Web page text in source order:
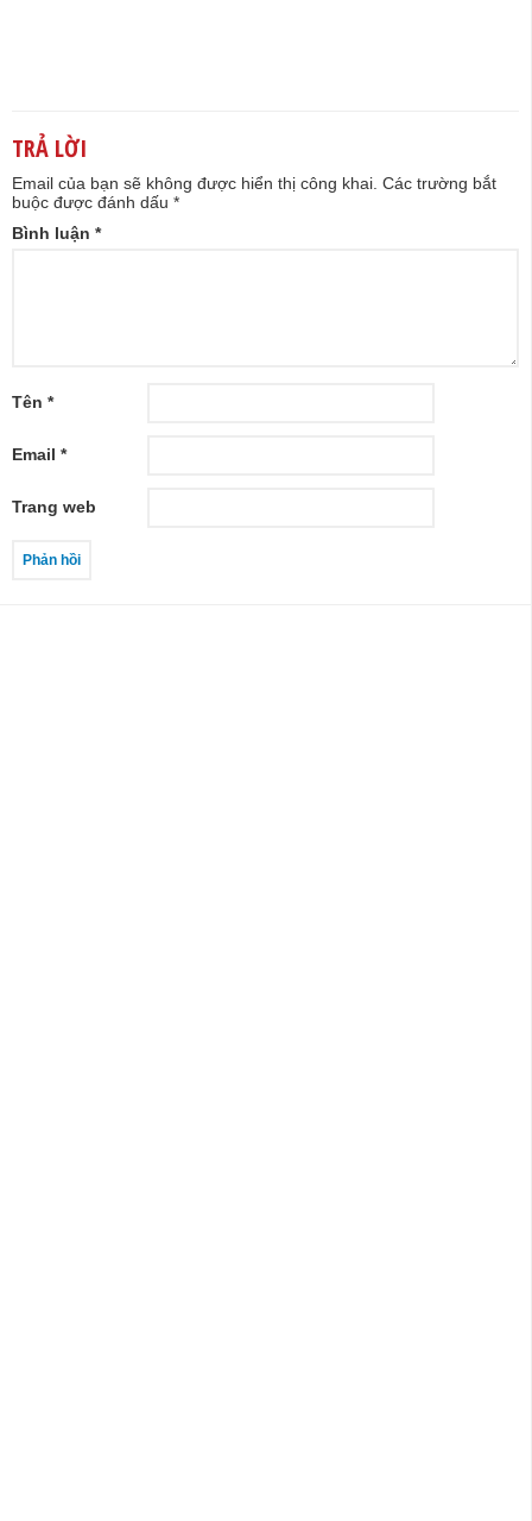
TRẢ LỜI
Email của bạn sẽ không được hiển thị công khai. Các trường bắt
buộc được đánh dấu *
Bình luận *
Tên *
Email *
Trang web